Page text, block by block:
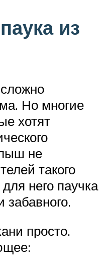
из
Но многие
хотят
не
такого
него паучка
просто.